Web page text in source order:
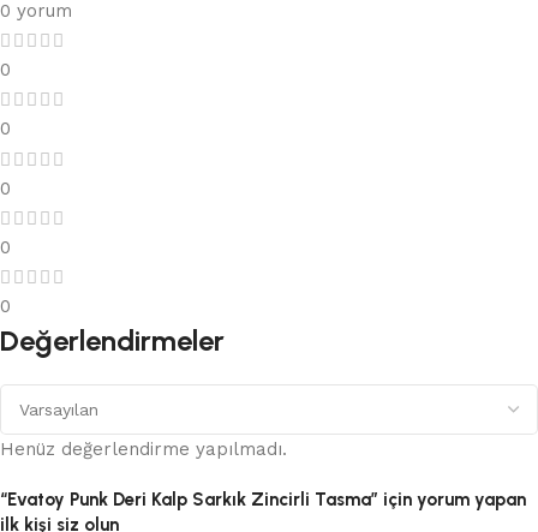
0 yorum
0
0
0
0
0
Değerlendirmeler
Henüz değerlendirme yapılmadı.
“Evatoy Punk Deri Kalp Sarkık Zincirli Tasma” için yorum yapan
ilk kişi siz olun